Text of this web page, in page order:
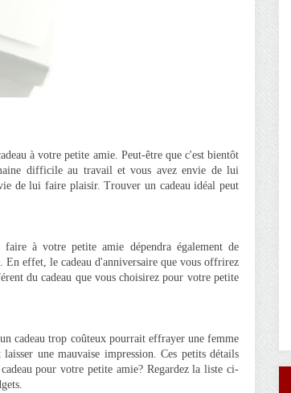
à votre petite amie. Peut-être que c'est bientôt
difficile au travail et vous avez envie de lui
de lui faire plaisir. Trouver un cadeau idéal peut
à votre petite amie dépendra également de
En effet, le cadeau d'anniversaire que vous offrirez
du cadeau que vous choisirez pour votre petite
cadeau trop coûteux pourrait effrayer une femme
une mauvaise impression. Ces petits détails
pour votre petite amie? Regardez la liste ci-